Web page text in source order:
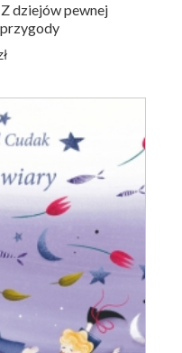
dziejów pewnej